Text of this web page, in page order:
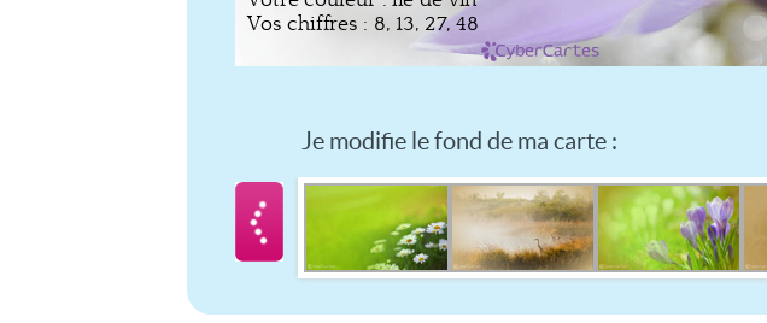
Je modifie le fond de ma carte :